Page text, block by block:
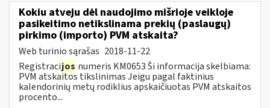
Kokiu atveju dėl naudojimo mišrioje veikloje
pasikeitimo netikslinama prekių (paslaugų)
pirkimo (importo) PVM atskaita?
Web turinio sąrašas 2018-11-22
Registracijos numeris KM0653 Ši informacija skelbiama:
PVM atskaitos tikslinimas Jeigu pagal faktinius
kalendorinių metų rodiklius apskaičiuotas PVM atskaitos
procento...